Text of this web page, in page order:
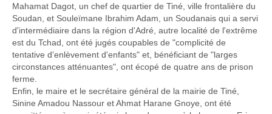
Mahamat Dagot, un chef de quartier de Tiné, ville frontalière du
Soudan, et Souleïmane Ibrahim Adam, un Soudanais qui a servi
d'intermédiaire dans la région d'Adré, autre localité de l'extrême
est du Tchad, ont été jugés coupables de "complicité de
tentative d'enlèvement d'enfants" et, bénéficiant de "larges
circonstances atténuantes", ont écopé de quatre ans de prison
ferme.
Enfin, le maire et le secrétaire général de la mairie de Tiné,
Sinine Amadou Nassour et Ahmat Harane Gnoye, ont été